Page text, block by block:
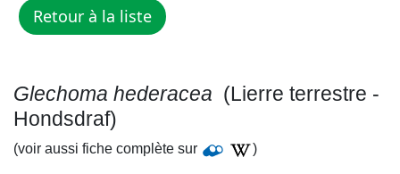
Glechoma hederacea (Lierre terrestre -
Hondsdraf)
(voir aussi fiche complète sur )